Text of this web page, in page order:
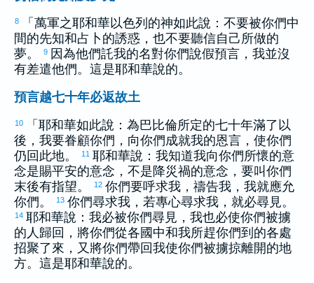
8 「萬軍之耶和華以色列 的神如此說：不要被你們中
間的先知和占卜的誘惑，也不要聽信自己所做的
夢。
9 因為他們託我的名對你們說假預言，我並沒
有差遣他們。這是耶和華說的。
預言越七十年必返故土
10 「耶和華如此說：為巴比倫所定的七十年滿了以
後，我要眷顧你們，向你們成就我的恩言，使你們
仍回此地。
11 耶和華說：我知道我向你們所懷的意
念是賜平安的意念，不是降災禍的意念，要叫你們
末後有指望。
12 你們要呼求我，禱告我，我就應允
你們。
13 你們尋求我，若專心尋求我，就必尋見。
14 耶和華說：我必被你們尋見，我也必使你們被擄
的人歸回，將你們從各國中和我所趕你們到的各處
招聚了來，又將你們帶回我使你們被擄掠離開的地
方。這是耶和華說的。